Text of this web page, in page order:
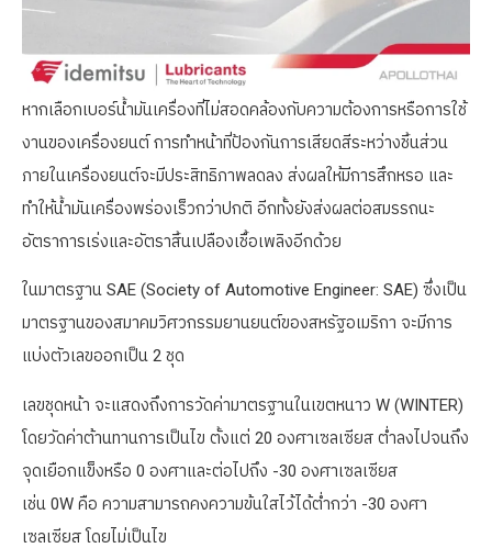
หากเลือกเบอร์น้ำมันเครื่องที่ไม่สอดคล้องกับความต้องการหรือการใช้
งานของเครื่องยนต์ การทำหน้าที่ป้องกันการเสียดสีระหว่างชิ้นส่วน
ภายในเครื่องยนต์จะมีประสิทธิภาพลดลง ส่งผลให้มีการสึกหรอ และ
ทำให้น้ำมันเครื่องพร่องเร็วกว่าปกติ อีกทั้งยังส่งผลต่อสมรรถนะ
อัตราการเร่งและอัตราสิ้นเปลืองเชื้อเพลิงอีกด้วย
ในมาตรฐาน SAE (Society of Automotive Engineer: SAE) ซึ่งเป็น
มาตรฐานของสมาคมวิศวกรรมยานยนต์ของสหรัฐอเมริกา จะมีการ
แบ่งตัวเลขออกเป็น 2 ชุด
เลขชุดหน้า จะแสดงถึงการวัดค่ามาตรฐานในเขตหนาว W (WINTER)
โดยวัดค่าต้านทานการเป็นไข ตั้งแต่ 20 องศาเซลเซียส ต่ำลงไปจนถึง
จุดเยือกแข็งหรือ 0 องศาและต่อไปถึง -30 องศาเซลเซียส
เช่น 0W คือ ความสามารถคงความข้นใสไว้ได้ต่ำกว่า -30 องศา
เซลเซียส โดยไม่เป็นไข